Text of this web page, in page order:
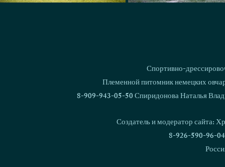
Спортивно-
Племенной питомник немецких
8-909-943-05-50 Спиридонова Наталья
Создатель и модератор сайта:
8-926-590-96-